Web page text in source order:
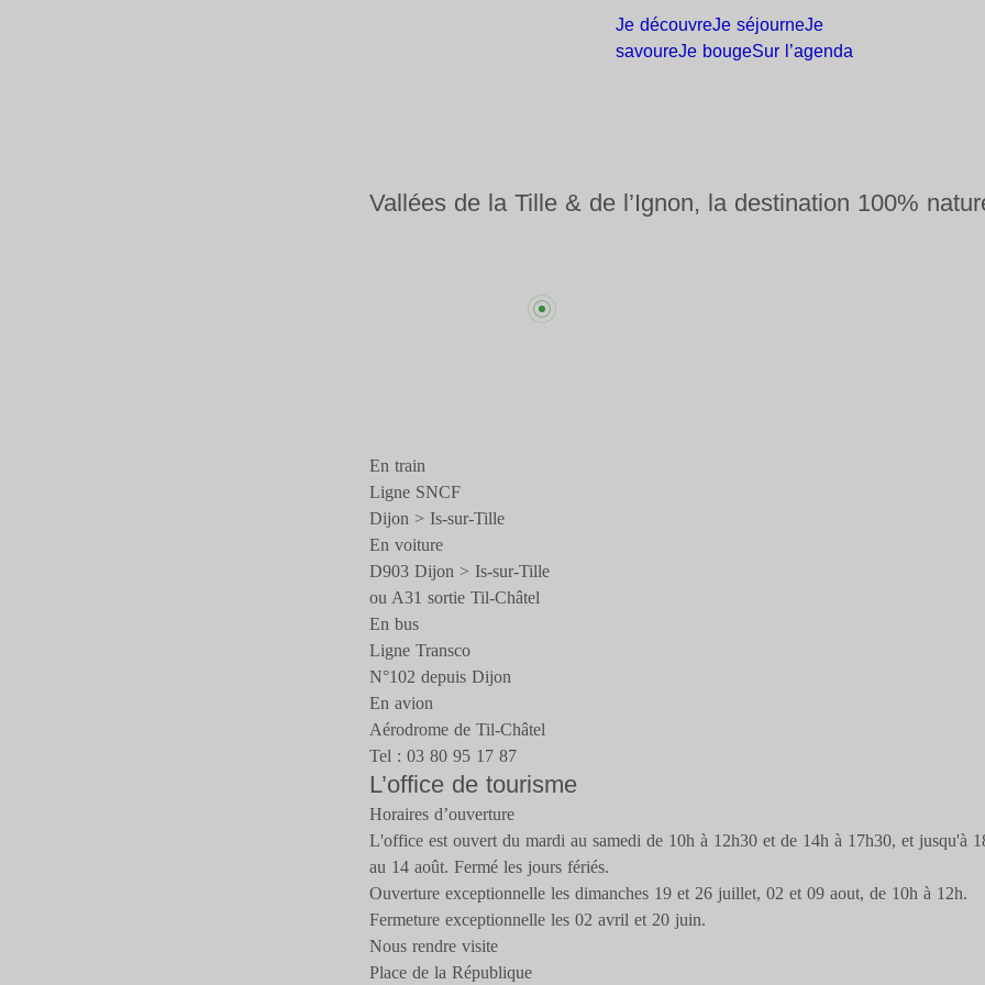
Je découvreJe séjourneJe
savoureJe bougeSur l’agenda
Vallées de la Tille & de l’Ignon, la destination 100%
En train
Ligne SNCF
Dijon > Is-sur-Tille
En voiture
D903 Dijon > Is-sur-Tille
ou A31 sortie Til-Châtel
En bus
Ligne Transco
N°102 depuis Dijon
En avion
Aérodrome de Til-Châtel
Tel : 03 80 95 17 87
L’office de tourisme
Horaires d’ouverture
L'office est ouvert du mardi au samedi de 10h à 12h30 et de 14h à 17h30, et jusqu'à
au 14 août. Fermé les jours fériés.
Ouverture exceptionnelle les dimanches 19 et 26 juillet, 02 et 09 aout, de 10h à 12h.
Fermeture exceptionnelle les 02 avril et 20 juin.
Nous rendre visite
Place de la République